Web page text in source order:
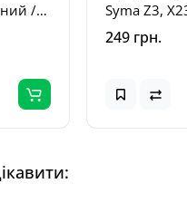
/
Syma Z3,
249 грн.